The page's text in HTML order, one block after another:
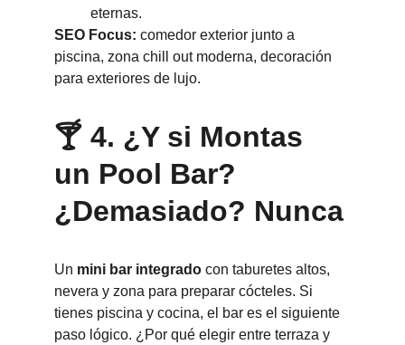
eternas.
SEO Focus: comedor exterior junto a
piscina, zona chill out moderna, decoración
para exteriores de lujo.
🍸 4. ¿Y si Montas
un Pool Bar?
¿Demasiado? Nunca
Un mini bar integrado con taburetes altos,
nevera y zona para preparar cócteles. Si
tienes piscina y cocina, el bar es el siguiente
paso lógico. ¿Por qué elegir entre terraza y